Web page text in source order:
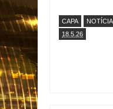
CAPA
18.5.26